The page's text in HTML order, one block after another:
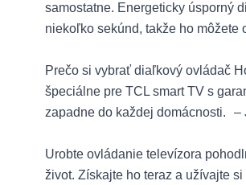
samostatne. Energeticky úsporný
niekoľko sekúnd, takže ho môžete
Prečo si vybrať diaľkový ovládač
špeciálne pre TCL smart TV s
zapadne do každej domácnosti. –
Urobte ovládanie televízora
život. Získajte ho teraz a užívajte